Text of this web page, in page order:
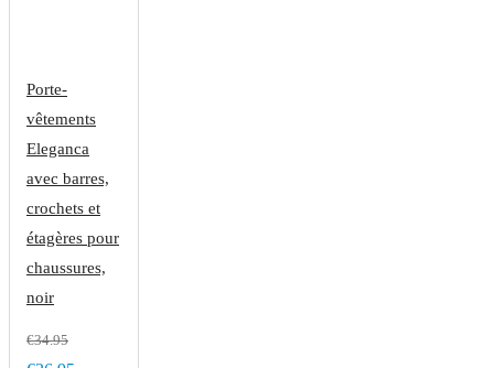
Porte-
vêtements
Eleganca
avec barres,
crochets et
étagères pour
chaussures,
noir
€34.95